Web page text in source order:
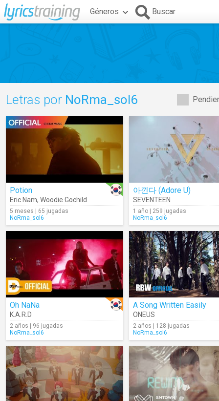
Géneros Buscar
Letras por NoRma_sol6
Potion
Eric Nam, Woodie Gochild
5 meses | 65 jugadas
NoRma_sol6
아낀다 (Adore U)
SEVENTEEN
1 año | 259 jugadas
NoRma_sol6
Oh NaNa
K.A.R.D
2 años | 96 jugadas
NoRma_sol6
A Song Written Easily
ONEUS
2 años | 128 jugadas
NoRma_sol6